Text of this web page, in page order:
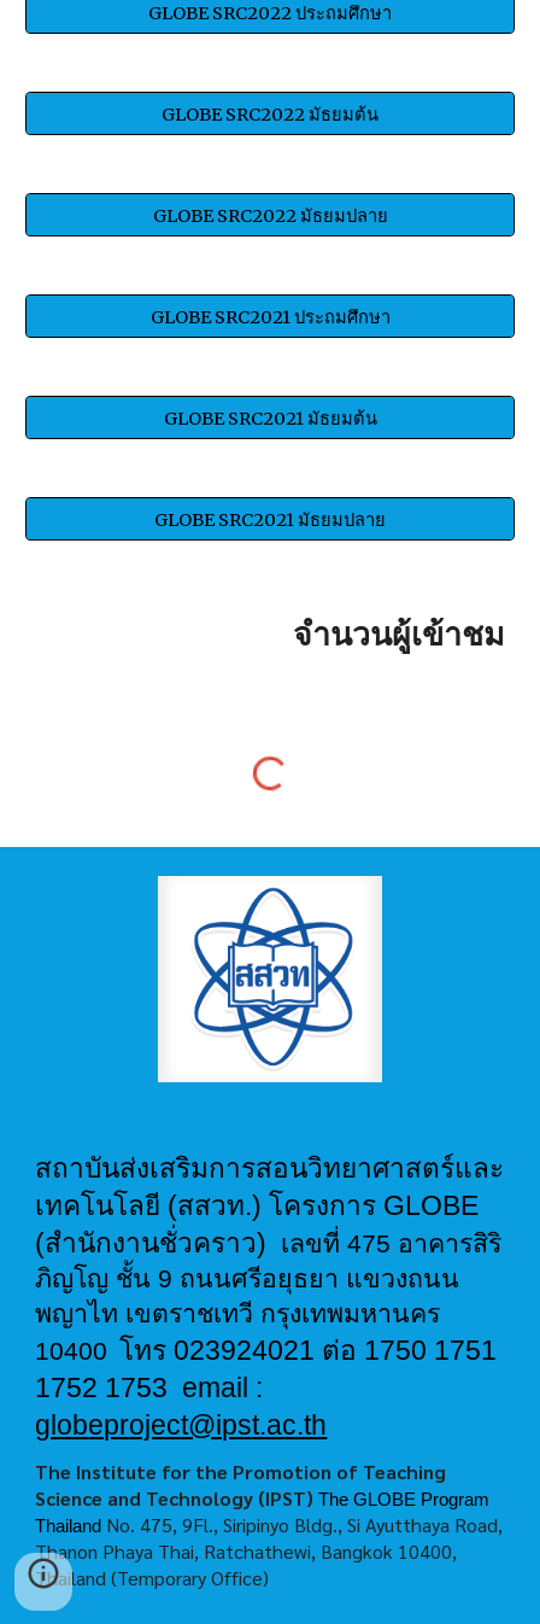
GLOBE SRC2022 ประถมศึกษา
GLOBE SRC2022 มัธยมต้น
GLOBE SRC2022 มัธยมปลาย
GLOBE SRC2021 ประถมศึกษา
GLOBE SRC2021 มัธยมต้น
GLOBE SRC2021 มัธยมปลาย
จำนวนผู้เข้าชม
สถาบันส่งเสริมการสอนวิทยาศาสตร์และ
เทคโนโลยี (สสวท.) โครงการ GLOBE
(สำนักงานชั่วคราว) เลขที่ 475 อาคารสิริ
ภิญโญ ชั้น 9 ถนนศรีอยุธยา แขวงถนน
พญาไท เขตราชเทวี กรุงเทพมหานคร
10400 โทร 023924021 ต่อ 1750 1751
1752 1753 email :
globeproject@ipst.ac.th
The Institute for the Promotion of Teaching
Science and Technology (IPST) The GLOBE Program
Thailand No. 475, 9Fl., Siripinyo Bldg., Si Ayutthaya Road,
Thanon Phaya Thai, Ratchathewi, Bangkok 10400,
Thailand (Temporary Office)